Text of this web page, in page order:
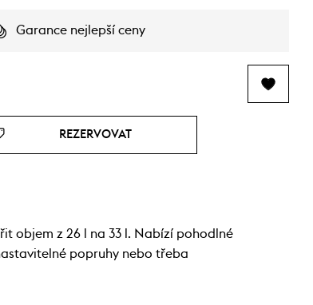
Garance nejlepší ceny
REZERVOVAT
objem z 26 l na 33 l. Nabízí pohodlné
popruhy nebo třeba